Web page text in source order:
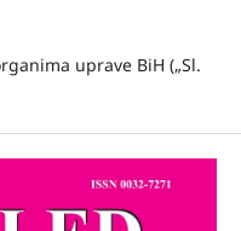
uprave BiH („Sl.